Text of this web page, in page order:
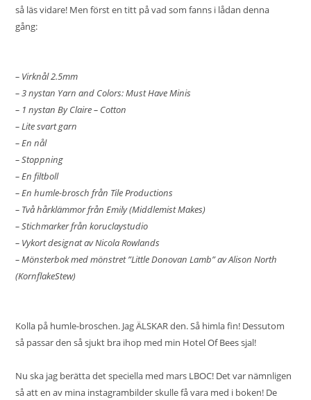
så läs vidare! Men först en titt på vad som fanns i lådan denna
gång:
– Virknål 2.5mm
– 3 nystan Yarn and Colors: Must Have Minis
– 1 nystan By Claire – Cotton
– Lite svart garn
– En nål
– Stoppning
– En filtboll
– En humle-brosch från Tile Productions
– Två hårklämmor från Emily (Middlemist Makes)
– Stichmarker från koruclaystudio
– Vykort designat av Nicola Rowlands
– Mönsterbok med mönstret ”Little Donovan Lamb” av Alison North
(KornflakeStew)
Kolla på humle-broschen. Jag ÄLSKAR den. Så himla fin! Dessutom
så passar den så sjukt bra ihop med min Hotel Of Beessjal!
Nu ska jag berätta det speciella med mars LBOC! Det var nämnligen
så att en av mina instagrambilder skulle få vara med i boken! De